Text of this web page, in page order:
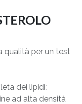
qualità per un test
dei lipidi:
ad alta densità